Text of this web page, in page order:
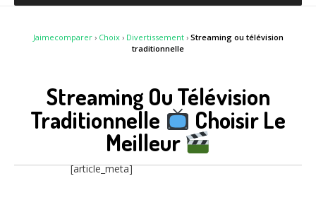
Jaimecomparer› Choix› Divertissement› Streaming ou télévision
traditionnelle
Streaming Ou Télévision
Traditionnelle
Choisir Le
Meilleur
[article_meta]